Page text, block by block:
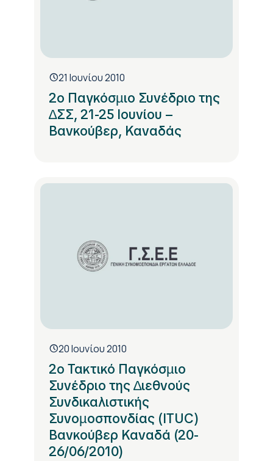
21 Ιουνίου 2010
2ο Παγκόσµιο Συνέδριο της
∆ΣΣ, 21-25 Ιουνίου –
Βανκούβερ, Καναδάς
20 Ιουνίου 2010
2ο Τακτικό Παγκόσµιο
Συνέδριο της ∆ιεθνούς
Συνδικαλιστικής
Συνοµοσπονδίας (ITUC)
Βανκούβερ Καναδά (20-
26/06/2010)